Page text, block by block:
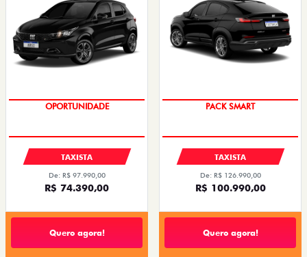
OPORTUNIDADE
TAXISTA
De: R$ 97.990,00
R$ 74.390,00
Quero agora!
PACK SMART
TAXISTA
De: R$ 126.990,00
R$ 100.990,00
Quero agora!